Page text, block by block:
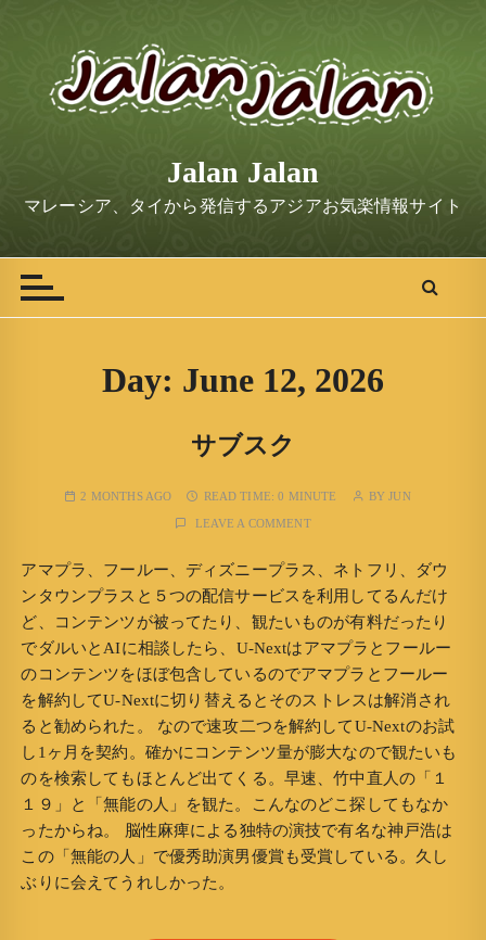
t
Jalan Jalan
マレーシア、タイから発信するアジアお気楽情報サイト
Day: June 12, 2026
サブスク
2 MONTHS AGO READ TIME:0 MINUTE BYJUN
LEAVE A COMMENT
アマプラ、フールー、ディズニープラス、ネトフリ、ダウ
ンタウンプラスと５つの配信サービスを利用してるんだけ
ど、コンテンツが被ってたり、観たいものが有料だったり
でダルいとAIに相談したら、U-Nextはアマプラとフールー
のコンテンツをほぼ包含しているのでアマプラとフールー
を解約してU-Nextに切り替えるとそのストレスは解消され
ると勧められた。 なので速攻二つを解約してU-Nextのお試
し1ヶ月を契約。確かにコンテンツ量が膨大なので観たいも
のを検索してもほとんど出てくる。早速、竹中直人の「１
１９」と「無能の人」を観た。こんなのどこ探してもなか
ったからね。 脳性麻痺による独特の演技で有名な神戸浩は
この「無能の人」で優秀助演男優賞も受賞している。久し
ぶりに会えてうれしかった。